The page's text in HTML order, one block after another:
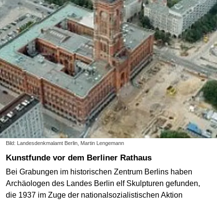
Bild: Landesdenkmalamt Berlin, Martin Lengemann
Kunstfunde vor dem Berliner Rathaus
Bei Grabungen im historischen Zentrum Berlins haben
Archäologen des Landes Berlin elf Skulpturen gefunden,
die 1937 im Zuge der nationalsozialistischen Aktion